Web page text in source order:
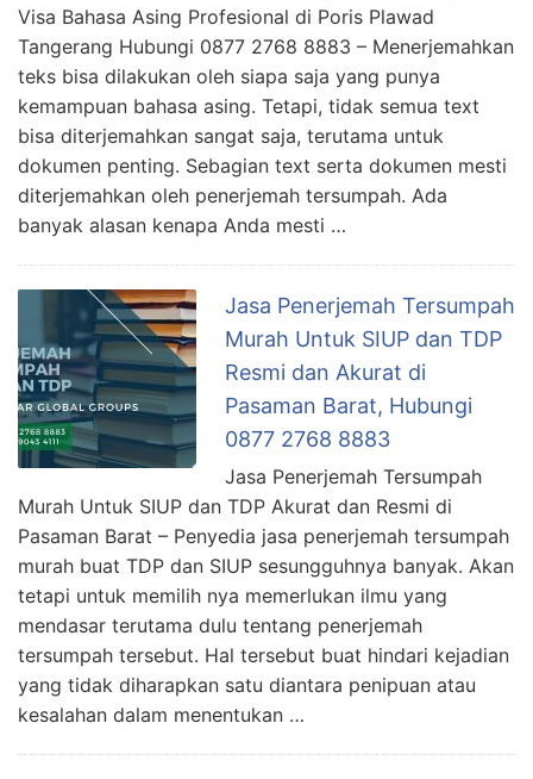
Visa Bahasa Asing Profesional di Poris Plawad
Tangerang Hubungi 0877 2768 8883 – Menerjemahkan
teks bisa dilakukan oleh siapa saja yang punya
kemampuan bahasa asing. Tetapi, tidak semua text
bisa diterjemahkan sangat saja, terutama untuk
dokumen penting. Sebagian text serta dokumen mesti
diterjemahkan oleh penerjemah tersumpah. Ada
banyak alasan kenapa Anda mesti …
Jasa Penerjemah Tersumpah
Murah Untuk SIUP dan TDP
Resmi dan Akurat di
Pasaman Barat, Hubungi
0877 2768 8883
Jasa Penerjemah Tersumpah
Murah Untuk SIUP dan TDP Akurat dan Resmi di
Pasaman Barat – Penyedia jasa penerjemah tersumpah
murah buat TDP dan SIUP sesungguhnya banyak. Akan
tetapi untuk memilih nya memerlukan ilmu yang
mendasar terutama dulu tentang penerjemah
tersumpah tersebut. Hal tersebut buat hindari kejadian
yang tidak diharapkan satu diantara penipuan atau
kesalahan dalam menentukan …